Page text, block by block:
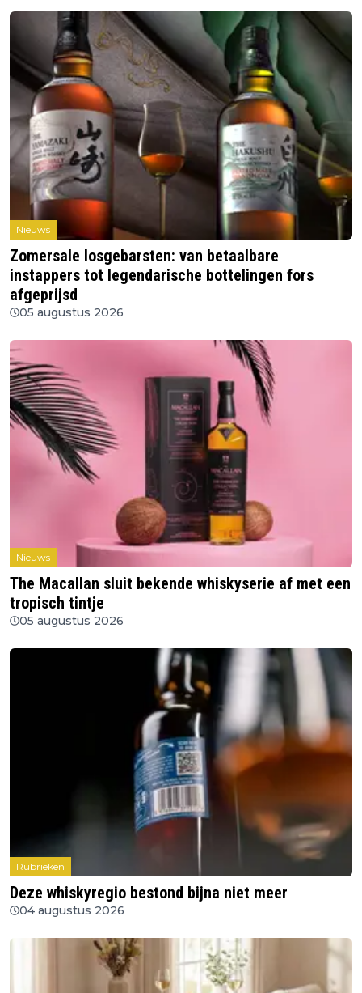
Nieuws
Zomersale losgebarsten: van betaalbare
instappers tot legendarische bottelingen fors
afgeprijsd
05 augustus 2026
Nieuws
The Macallan sluit bekende whiskyserie af met een
tropisch tintje
05 augustus 2026
Rubrieken
Deze whiskyregio bestond bijna niet meer
04 augustus 2026